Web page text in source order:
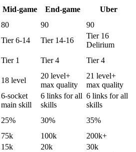
Mid-game End-game
Uber
80 90
90
Tier 6-14 Tier 14-16
Tier 16
Delirium
Tier 1 Tier 4 Tier 4
18 level
20 level+
max quality
21 level+
max quality
6-socket
main skill
6 links for all
skills
6 links for all
skills
25% 30%
35%
75k 100k
200k+
15k 20k
30k